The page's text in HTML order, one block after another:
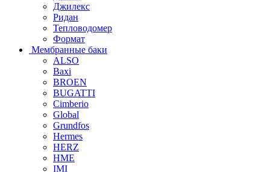
Джилекс
Ридан
Тепловодомер
Формат
Мембранные баки
ALSO
Baxi
BROEN
BUGATTI
Cimberio
Global
Grundfos
Hermes
HERZ
HME
IMI